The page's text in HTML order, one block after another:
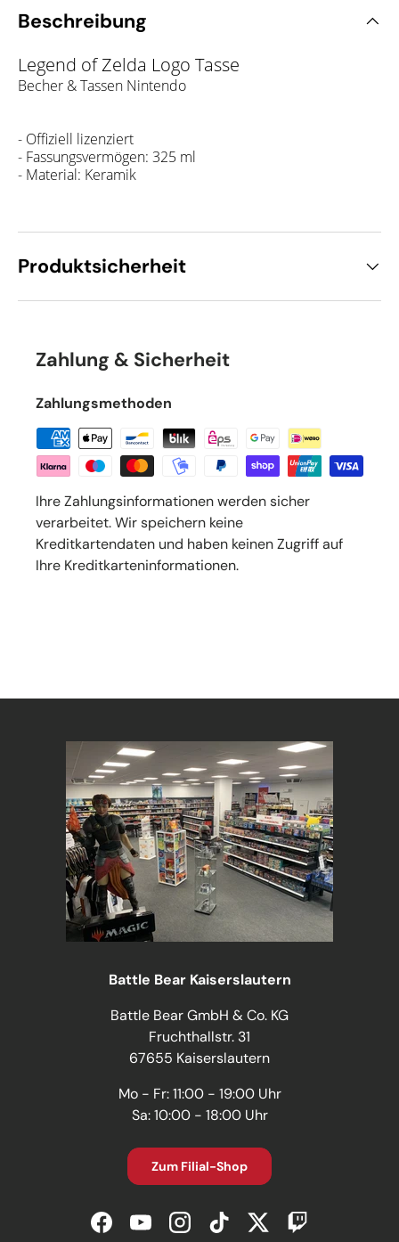
Beschreibung
Legend of Zelda Logo Tasse
Becher & Tassen Nintendo
- Offiziell lizenziert
- Fassungsvermögen: 325 ml
- Material: Keramik
Produktsicherheit
Zahlung & Sicherheit
Zahlungsmethoden
Ihre Zahlungsinformationen werden sicher
verarbeitet. Wir speichern keine
Kreditkartendaten und haben keinen Zugriff auf
Ihre Kreditkarteninformationen.
Battle Bear Kaiserslautern
Battle Bear GmbH & Co. KG
Fruchthallstr. 31
67655 Kaiserslautern
Mo - Fr: 11:00 - 19:00 Uhr
Sa: 10:00 - 18:00 Uhr
Zum Filial-Shop
FacebookYouTubeInstagramTikTokTwitterTwitch